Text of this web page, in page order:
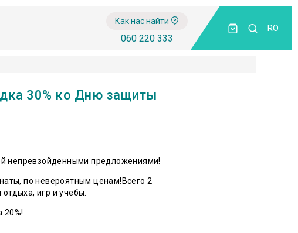
Как нас найти
060 220 333
RO
30% ко Дню защиты
непревзойденными предложениями!
по невероятным ценам!Всего 2
игр и учебы.
скидка 20%!